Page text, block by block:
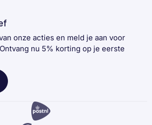
onze acties en meld je aan voor
nu 5% korting op je eerste